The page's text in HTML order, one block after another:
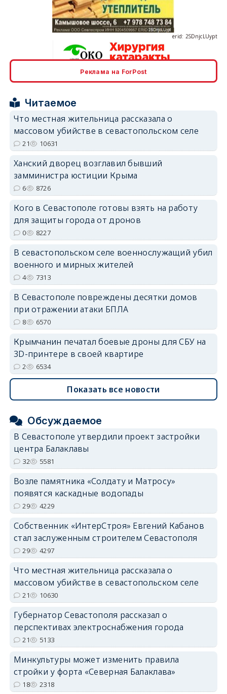
erid: 2SDnjcrDNw6
erid: 2SDnjdPjgYS
Реклама на ForPost
Читаемое
Что местная жительница рассказала о
массовом убийстве в севастопольском селе
21 10631
Ханский дворец возглавил бывший
замминистра юстиции Крыма
6 8726
Кого в Севастополе готовы взять на работу
для защиты города от дронов
0 8227
В севастопольском селе военнослужащий убил
военного и мирных жителей
4 7313
В Севастополе повреждены десятки домов
при отражении атаки БПЛА
8 6570
Крымчанин печатал боевые дроны для СБУ на
3D-принтере в своей квартире
2 6534
Показать все новости
Обсуждаемое
В Севастополе утвердили проект застройки
центра Балаклавы
32 5581
Возле памятника «Солдату и Матросу»
появятся каскадные водопады
29 4229
Собственник «ИнтерСтроя» Евгений Кабанов
стал заслуженным строителем Севастополя
29 4297
Что местная жительница рассказала о
массовом убийстве в севастопольском селе
21 10630
Губернатор Севастополя рассказал о
перспективах электроснабжения города
21 5133
Минкультуры может изменить правила
стройки у форта «Северная Балаклава»
18 2318